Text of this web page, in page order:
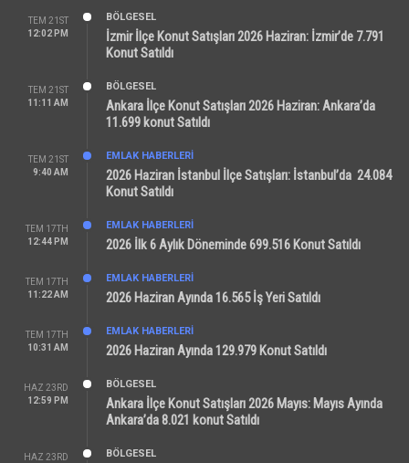
TEM 21ST
12:02 PM
BÖLGESEL
İzmir İlçe Konut Satışları 2026 Haziran: İzmir’de 7.791
Konut Satıldı
TEM 21ST
11:11 AM
BÖLGESEL
Ankara İlçe Konut Satışları 2026 Haziran: Ankara’da
11.699 konut Satıldı
TEM 21ST
9:40 AM
EMLAK HABERLERI
2026 Haziran İstanbul İlçe Satışları: İstanbul’da 24.084
Konut Satıldı
TEM 17TH
12:44 PM
EMLAK HABERLERI
2026 İlk 6 Aylık Döneminde 699.516 Konut Satıldı
TEM 17TH
11:22 AM
EMLAK HABERLERI
2026 Haziran Ayında 16.565 İş Yeri Satıldı
TEM 17TH
10:31 AM
EMLAK HABERLERI
2026 Haziran Ayında 129.979 Konut Satıldı
HAZ 23RD
12:59 PM
BÖLGESEL
Ankara İlçe Konut Satışları 2026 Mayıs: Mayıs Ayında
Ankara’da 8.021 konut Satıldı
HAZ 23RD BÖLGESEL